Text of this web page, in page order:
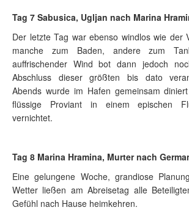
Tag 7 Sabusica, Ugljan nach Marina
Der letzte Tag war ebenso windlos wie der
manche zum Baden, andere zum
auffrischender Wind bot dann jedoch
Abschluss dieser größten bis dato
Abends wurde im Hafen gemeinsam
flüssige Proviant in einem epischen
vernichtet.
Tag 8 Marina Hramina, Murter nach
Eine gelungene Woche, grandiose
Wetter ließen am Abreisetag alle
Gefühl nach Hause heimkehren.